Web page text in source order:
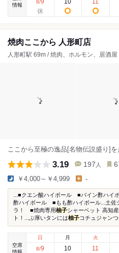
情報
8/9 10 11
焼肉ここから 人形町店
人形町駅 69m / 焼肉、ホルモン、居酒屋
ここから至極の逸品[名物伝説盛り]を
3.19 197 人
￥4,000～￥4,999 -
...■クエン酸ハイボール ■パイン酢ハイ
酢ハイボール ■もも酢ハイボール...土佐
ラ！ ■焼肉専用柚子シャーベット 高知
ト！...ぶ厚いタンには柚子コチュジャンつ
空席
情報
日
8/9
月
10
火
11